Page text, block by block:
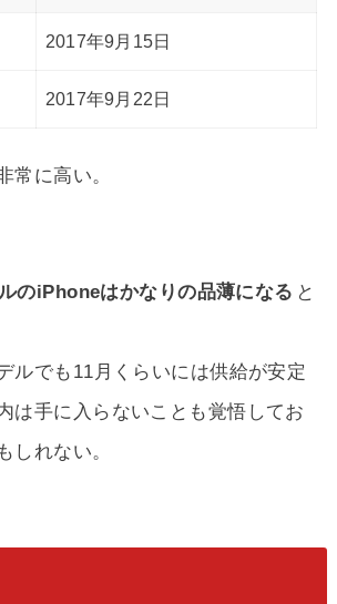
2017年9月15日
2017年9月22日
常に高い。
のiPhoneはかなりの品薄になる と
ルでも11月くらいには供給が安定
は手に入らないことも覚悟してお
しれない。